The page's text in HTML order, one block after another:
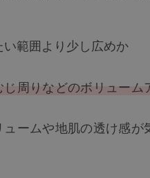
い範囲より少し広めか
周りなどのボリュー
ームや地肌の透け感